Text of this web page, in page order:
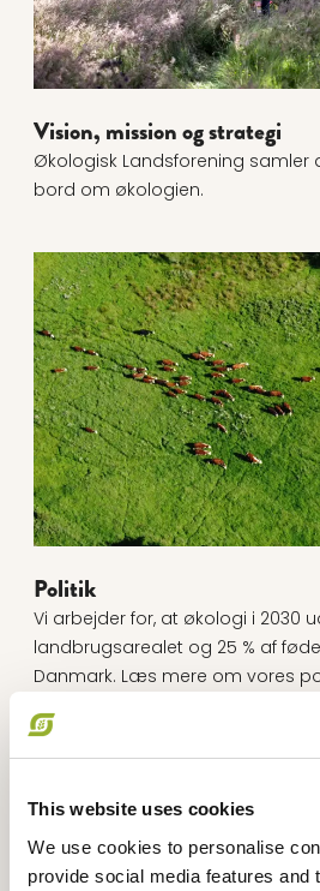
This website uses cookies
We use cookies to personalise
provide social media features and
Vision, mission og strategi
Økologisk Landsforening samler
bord om økologien.
Læs mere om Politik
Politik
Vi arbejder for, at økologi i 2030
landbrugsarealet og 25 % af
Danmark. Læs mere om vores
Læs mere om Projekter